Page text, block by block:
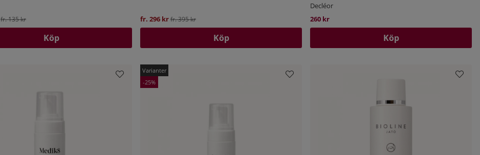
Ordinarie pris:
fr. 135 kr
Köp
fr. 296 krOrdinarie pris:
fr. 395 kr
Köp
Decléor
260 kr
Köp
25